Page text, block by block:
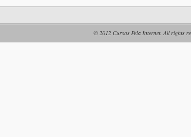
© 2012 Cursos Pela Internet. All rights